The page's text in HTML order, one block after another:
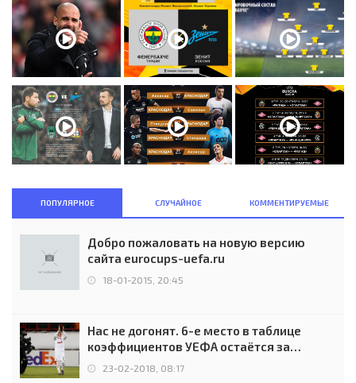
ПОПУЛЯРНОЕ СЛУЧАЙНОЕ КОММЕНТИРУЕМЫЕ
Добро пожаловать на новую версию
сайта eurocups-uefa.ru
18-01-2015, 20:45
Нас не догонят. 6-е место в таблице
коэффициентов УЕФА остаётся за
Россией
23-02-2018, 08:17